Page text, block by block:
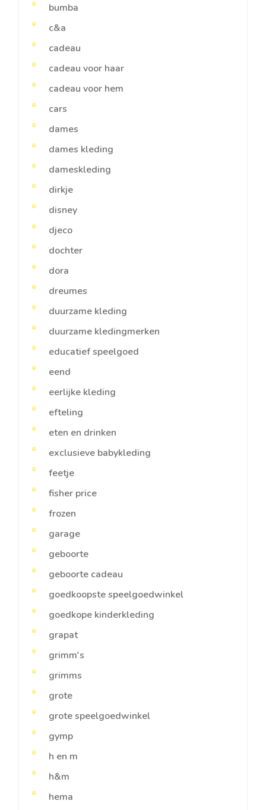
bumba
c&a
cadeau
cadeau voor haar
cadeau voor hem
cars
dames
dames kleding
dameskleding
dirkje
disney
djeco
dochter
dora
dreumes
duurzame kleding
duurzame kledingmerken
educatief speelgoed
eend
eerlijke kleding
efteling
eten en drinken
exclusieve babykleding
feetje
fisher price
frozen
garage
geboorte
geboorte cadeau
goedkoopste speelgoedwinkel
goedkope kinderkleding
grapat
grimm's
grimms
grote
grote speelgoedwinkel
gymp
h en m
h&m
hema